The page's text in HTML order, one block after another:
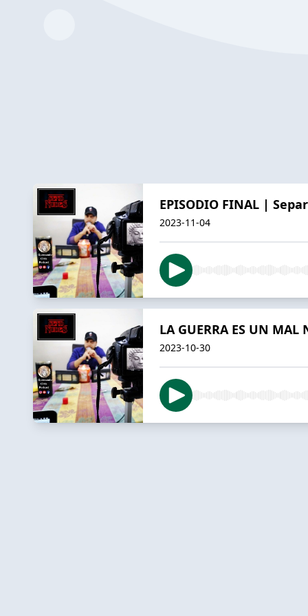
EPISODIO FINAL |
2023-11-04
LA GUERRA ES UN MAL
2023-10-30